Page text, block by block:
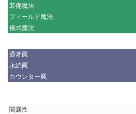
装備魔法
フィールド魔法
儀式魔法
通常罠
永続罠
カウンター罠
闇属性